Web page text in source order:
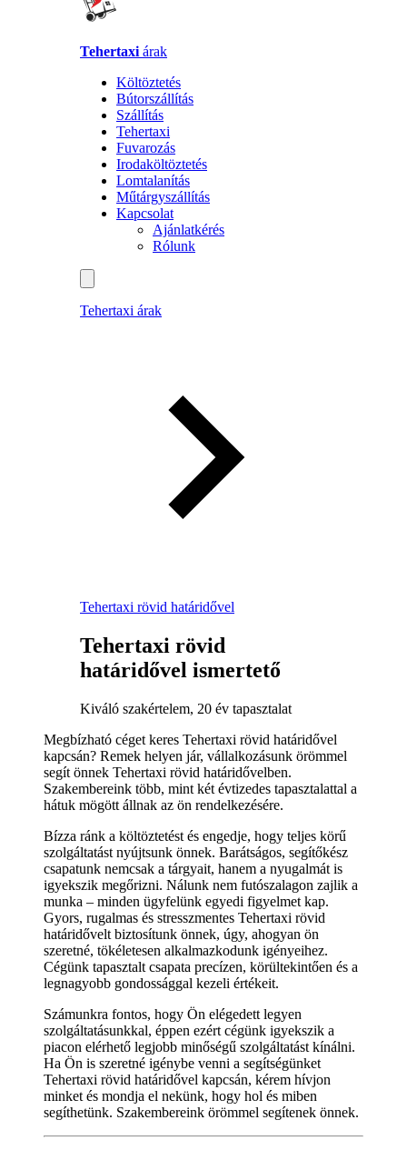
Tehertaxi árak
Költöztetés
Bútorszállítás
Szállítás
Tehertaxi
Fuvarozás
Irodaköltöztetés
Lomtalanítás
Műtárgyszállítás
Kapcsolat
Ajánlatkérés
Rólunk
Tehertaxi árak
Tehertaxi rövid határidővel
Tehertaxi rövid
határidővel ismertető
Kiváló szakértelem, 20 év tapasztalat
Megbízható céget keres Tehertaxi rövid határidővel
kapcsán? Remek helyen jár, vállalkozásunk örömmel
segít önnek Tehertaxi rövid határidővelben.
Szakembereink több, mint két évtizedes tapasztalattal a
hátuk mögött állnak az ön rendelkezésére.
Bízza ránk a költöztetést és engedje, hogy teljes körű
szolgáltatást nyújtsunk önnek. Barátságos, segítőkész
csapatunk nemcsak a tárgyait, hanem a nyugalmát is
igyekszik megőrizni. Nálunk nem futószalagon zajlik a
munka – minden ügyfelünk egyedi figyelmet kap.
Gyors, rugalmas és stresszmentes Tehertaxi rövid
határidővelt biztosítunk önnek, úgy, ahogyan ön
szeretné, tökéletesen alkalmazkodunk igényeihez.
Cégünk tapasztalt csapata precízen, körültekintően és a
legnagyobb gondossággal kezeli értékeit.
Számunkra fontos, hogy Ön elégedett legyen
szolgáltatásunkkal, éppen ezért cégünk igyekszik a
piacon elérhető legjobb minőségű szolgáltatást kínálni.
Ha Ön is szeretné igénybe venni a segítségünket
Tehertaxi rövid határidővel kapcsán, kérem hívjon
minket és mondja el nekünk, hogy hol és miben
segíthetünk. Szakembereink örömmel segítenek önnek.